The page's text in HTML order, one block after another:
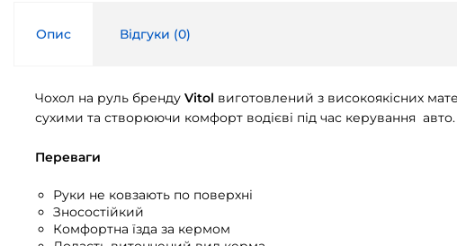
Опис Відгуки (0)
Чохол на руль бренду Vitol виготовлений з високоякісних
сухими та створюючи комфорт водієві під час керування авто.
Переваги
Руки не ковзають по поверхні
Зносостійкий
Комфортна їзда за кермом